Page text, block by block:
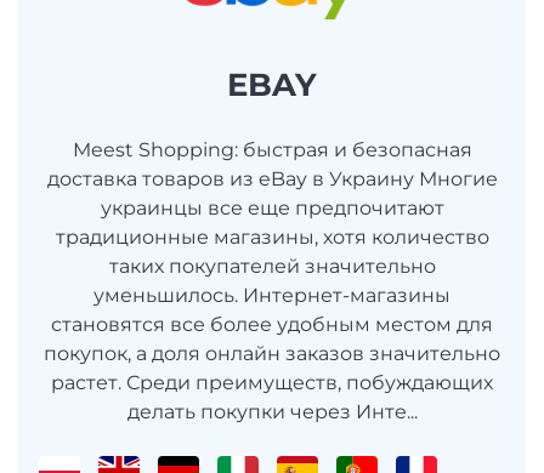
EBAY
Meest Shopping: быстрая и безопасная
доставка товаров из eBay в Украину Многие
украинцы все еще предпочитают
традиционные магазины, хотя количество
таких покупателей значительно
уменьшилось. Интернет-магазины
становятся все более удобным местом для
покупок, а доля онлайн заказов значительно
растет. Среди преимуществ, побуждающих
делать покупки через Инте...